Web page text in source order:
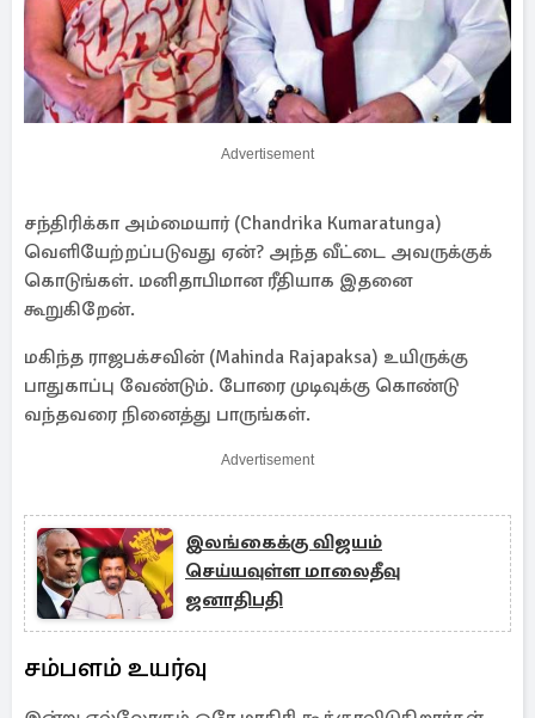
Advertisement
சந்திரிக்கா அம்மையார் (Chandrika Kumaratunga)
வெளியேற்றப்படுவது ஏன்? அந்த வீட்டை அவருக்குக்
கொடுங்கள். மனிதாபிமான ரீதியாக இதனை
கூறுகிறேன்.
மகிந்த ராஜபக்சவின் (Mahinda Rajapaksa) உயிருக்கு
பாதுகாப்பு வேண்டும். போரை முடிவுக்கு கொண்டு
வந்தவரை நினைத்து பாருங்கள்.
Advertisement
இலங்கைக்கு விஜயம்
செய்யவுள்ள மாலைதீவு
ஜனாதிபதி
சம்பளம் உயர்வு